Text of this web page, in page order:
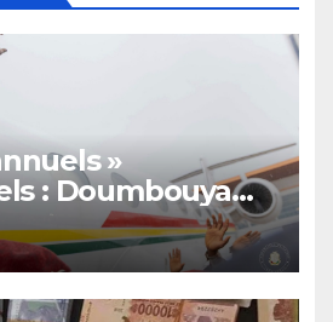
»
: Doumbouya
s’agite,